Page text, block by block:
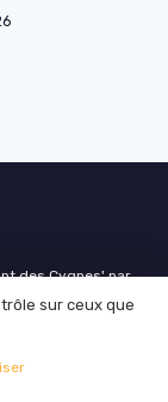
des Cygnes' par
streaming choisir ?
contrebasse
sur ceux que